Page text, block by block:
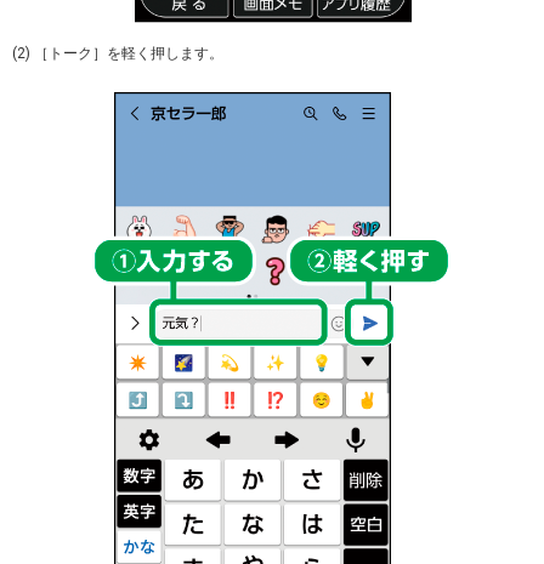
(2) ［トーク］を軽く押します。